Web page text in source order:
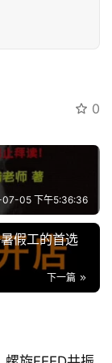
0
05 下午5:36:36
假工的首选
下一篇